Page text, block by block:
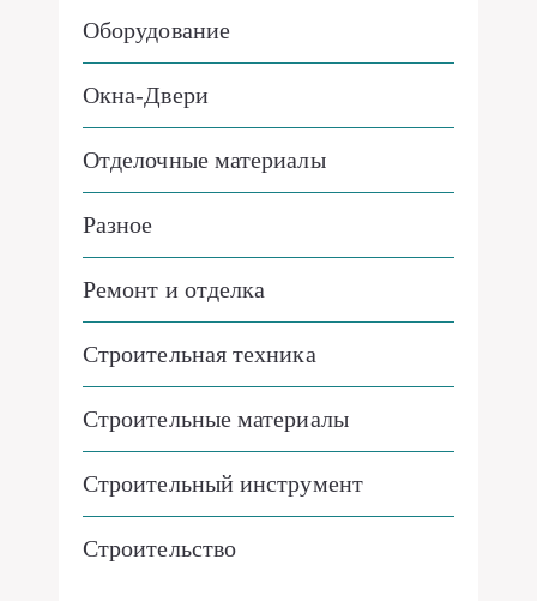
Оборудование
Окна-Двери
Отделочные материалы
Разное
Ремонт и отделка
Строительная техника
Строительные материалы
Строительный инструмент
Строительство